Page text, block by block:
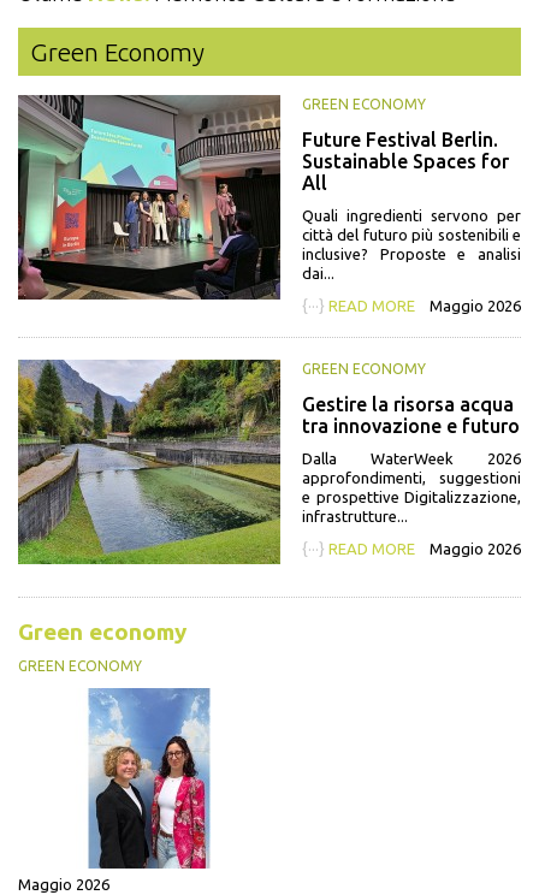
Green Economy
GREEN ECONOMY
Future Festival Berlin.
Sustainable Spaces for
All
Quali ingredienti servono per
città del futuro più sostenibili e
inclusive? Proposte e analisi
dai...
{···} READ MORE Maggio 2026
GREEN ECONOMY
Gestire la risorsa acqua
tra innovazione e futuro
Dalla WaterWeek 2026
approfondimenti, suggestioni
e prospettive Digitalizzazione,
infrastrutture...
{···} READ MORE Maggio 2026
Green economy
GREEN ECONOMY
Maggio 2026